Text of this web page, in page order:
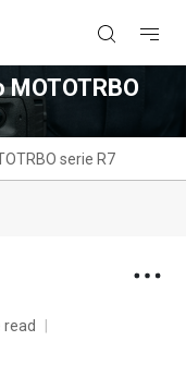
serie R7
read